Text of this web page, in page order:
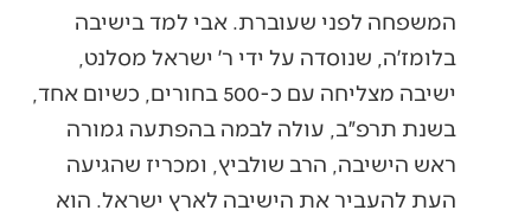
המשפחה לפני שעוברת. אבי למד בישיבה
בלומז׳ה, שנוסדה על ידי ר׳ ישראל מסלנט,
ישיבה מצליחה עם כ-500 בחורים, כשיום אחד,
בשנת תרפ״ב, עולה לבמה בהפתעה גמורה
ראש הישיבה, הרב שולביץ, ומכריז שהגיעה
העת להעביר את הישיבה לארץ ישראל. הוא